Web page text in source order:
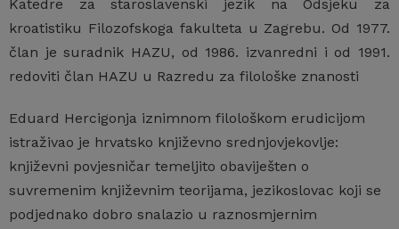
Katedre za staroslavenski jezik na Odsjeku za
kroatistiku Filozofskoga fakulteta u Zagrebu. Od 1977.
član je suradnik HAZU, od 1986. izvanredni i od 1991.
redoviti član HAZU u Razredu za filološke znanosti
Eduard Hercigonja iznimnom filološkom erudicijom
istraživao je hrvatsko književno srednjovjekovlje:
književni povjesničar temeljito obaviješten o
suvremenim književnim teorijama, jezikoslovac koji se
podjednako dobro snalazio u raznosmjernim